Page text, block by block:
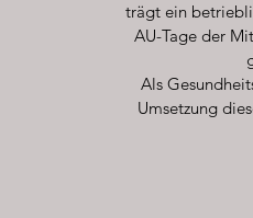
trägt ein
AU-Tage der
Als
Umsetzung